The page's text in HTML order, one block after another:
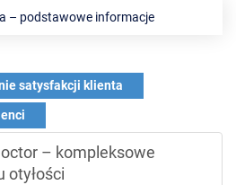
– podstawowe informacje
satysfakcji klienta
– kompleksowe
otyłości